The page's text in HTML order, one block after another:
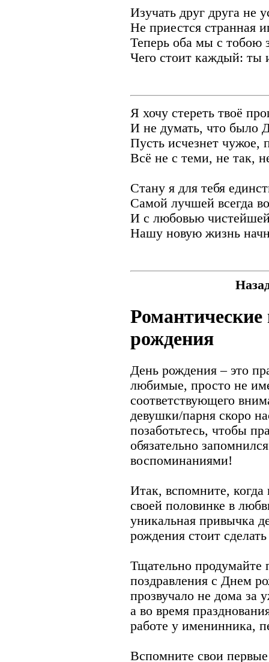
Изучать друг друга не
Не приестся странная
Теперь оба мы с тобою
Чего стоит каждый: ты
Я хочу стереть твоё
И не думать, что было
Пусть исчезнет чужое,
Всё не с теми, не так,
Стану я для тебя
Самой лучшей всегда
И с любовью
Нашу новую жизнь
рождения
День рождения – это
любимые, просто не
соответствующего
девушки/парня скоро
позаботьтесь, чтобы
обязательно
воспоминаниями!
Итак, вспомните,
своей половинке в
уникальная привычка
рождения стоит
Тщательно продумайте
поздравления с Днем
прозвучало не дома
а во время
работе у именинника,
Вспомните свои